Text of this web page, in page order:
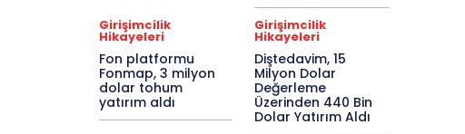
Girişimcilik
Hikayeleri
Fon platformu
Fonmap, 3 milyon
dolar tohum
yatırım aldı
Girişimcilik
Hikayeleri
Diştedavim, 15
Milyon Dolar
Değerleme
Üzerinden 440 Bin
Dolar Yatırım Aldı